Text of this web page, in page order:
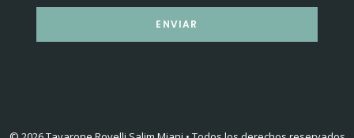
ENVIAR